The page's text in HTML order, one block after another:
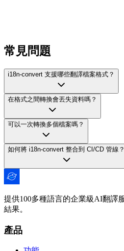
常見問題
i18n-convert 支援哪些翻譯檔案格式？
在格式之間轉換會丟失資料嗎？
可以一次轉換多個檔案嗎？
如何將 i18n-convert 整合到 CI/CD 管線？
提供100多種語言的企業級AI翻譯
結果。
產品